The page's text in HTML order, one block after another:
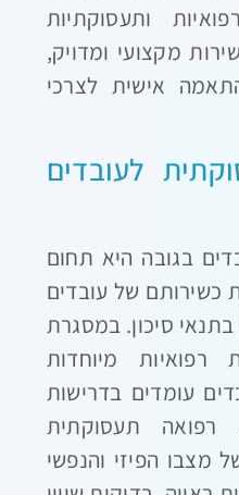
ותעסוקתיות
מקצועי ומדויק,
אישית לצרכי
לעובדים
בגובה היא תחום
כשירותם של עובדים
סיכון. במסגרת
רפואיות מיוחדות
עומדים בדרישות
רפואה תעסוקתית
מצבו הפיזי והנפשי